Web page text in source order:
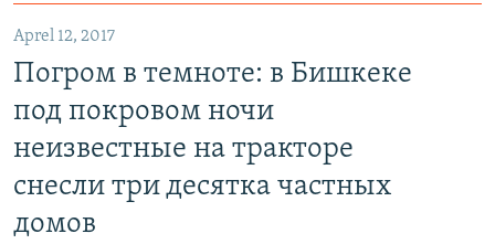
Aprel 12, 2017
Погром в темноте: в Бишкеке
под покровом ночи
неизвестные на тракторе
снесли три десятка частных
домов